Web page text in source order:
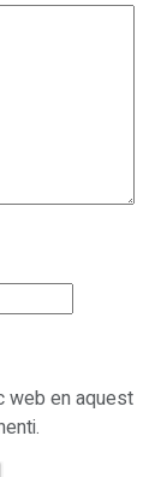
web en aquest